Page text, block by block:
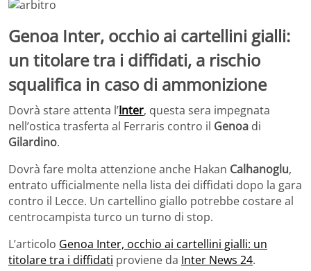
Genoa Inter, occhio ai cartellini gialli:
un titolare tra i diffidati, a rischio
squalifica in caso di ammonizione
Dovrà stare attenta l’Inter, questa sera impegnata
nell’ostica trasferta al Ferraris contro il Genoa di
Gilardino.
Dovrà fare molta attenzione anche Hakan Calhanoglu,
entrato ufficialmente nella lista dei diffidati dopo la gara
contro il Lecce. Un cartellino giallo potrebbe costare al
centrocampista turco un turno di stop.
L’articolo Genoa Inter, occhio ai cartellini gialli: un
titolare tra i diffidati proviene da Inter News 24.